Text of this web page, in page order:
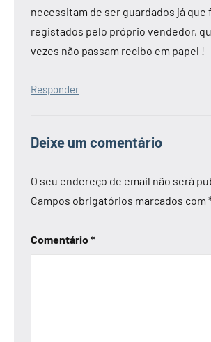
necessitam de ser guardados já que
registados pelo próprio vendedor,
vezes não passam recibo em papel !
Responder
Deixe um comentário
O seu endereço de email não será
Campos obrigatórios marcados com
Comentário*